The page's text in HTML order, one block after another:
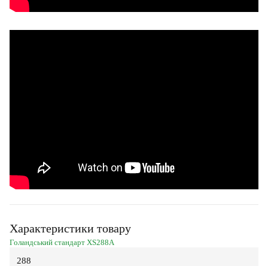
Характеристики товару
Голандський стандарт XS288A
288